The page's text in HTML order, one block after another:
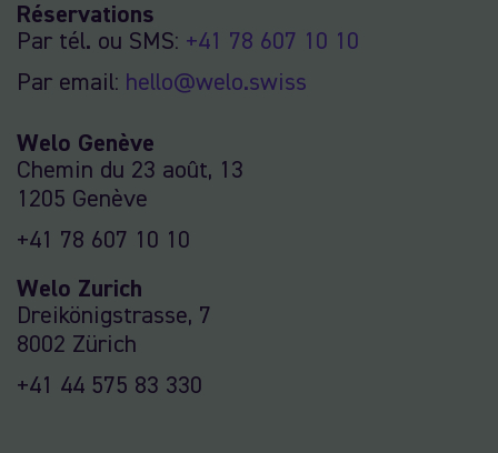
Réservations
Par tél. ou SMS: +41 78 607 10 10
Par email: hello@welo.swiss
Welo Genève
Chemin du 23 août, 13
1205 Genève
+41 78 607 10 10
Welo Zurich
Dreikönigstrasse, 7
8002 Zürich
+41 44 575 83 330